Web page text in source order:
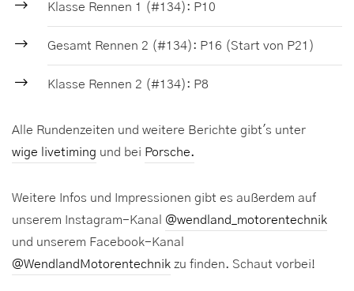
Klasse Rennen 1 (#134): P10
Gesamt Rennen 2 (#134): P16 (Start von P21)
Klasse Rennen 2 (#134): P8
Alle Rundenzeiten und weitere Berichte gibt's unter
wige livetiming und bei Porsche.
Weitere Infos und Impressionen gibt es außerdem auf
unserem Instagram-Kanal @wendland_motorentechnik
und unserem Facebook-Kanal
@WendlandMotorentechnik zu finden. Schaut vorbei!